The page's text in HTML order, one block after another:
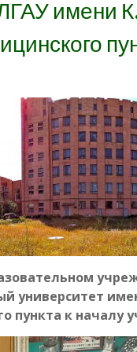
ЛГАУ
университет
пункта к началу